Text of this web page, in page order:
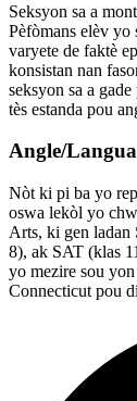
Seksyon sa a
Pèfòmans elèv
varyete de faktè
konsistan nan
seksyon sa a
tès estanda pou
Angle/
Nòt ki pi ba yo
oswa lekòl yo
Arts, ki gen
8), ak SAT (klas
yo mezire sou
Connecticut pou